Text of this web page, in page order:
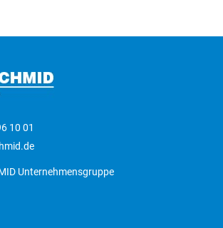
10 01
Unternehmensgruppe